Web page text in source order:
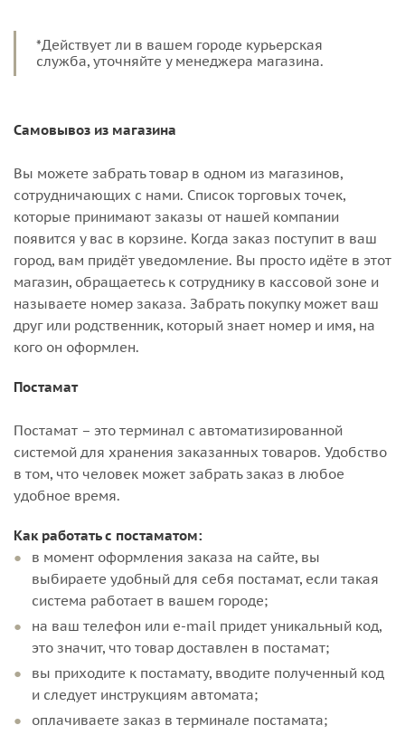
*Действует ли в вашем городе курьерская
служба, уточняйте у менеджера магазина.
Самовывоз из магазина
Вы можете забрать товар в одном из магазинов,
сотрудничающих с нами. Список торговых точек,
которые принимают заказы от нашей компании
появится у вас в корзине. Когда заказ поступит в ваш
город, вам придёт уведомление. Вы просто идёте в этот
магазин, обращаетесь к сотруднику в кассовой зоне и
называете номер заказа. Забрать покупку может ваш
друг или родственник, который знает номер и имя, на
кого он оформлен.
Постамат
Постамат – это терминал с автоматизированной
системой для хранения заказанных товаров. Удобство
в том, что человек может забрать заказ в любое
удобное время.
Как работать с постаматом:
в момент оформления заказа на сайте, вы
выбираете удобный для себя постамат, если такая
система работает в вашем городе;
на ваш телефон или e-mail придет уникальный код,
это значит, что товар доставлен в постамат;
вы приходите к постамату, вводите полученный код
и следует инструкциям автомата;
оплачиваете заказ в терминале постамата;